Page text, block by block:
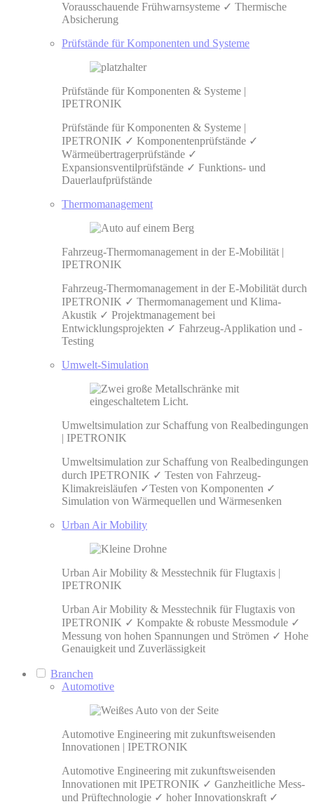
Vorausschauende Frühwarnsysteme ✓ Thermische
Absicherung
Prüfstände für Komponenten und Systeme
Prüfstände für Komponenten & Systeme |
IPETRONIK
Prüfstände für Komponenten & Systeme |
IPETRONIK ✓ Komponentenprüfstände ✓
Wärmeübertragerprüfstände ✓
Expansionsventilprüfstände ✓ Funktions- und
Dauerlaufprüfstände
Thermomanagement
Fahrzeug-Thermomanagement in der E-Mobilität |
IPETRONIK
Fahrzeug-Thermomanagement in der E-Mobilität durch
IPETRONIK ✓ Thermomanagement und Klima-
Akustik ✓ Projektmanagement bei
Entwicklungsprojekten ✓ Fahrzeug-Applikation und -
Testing
Umwelt-Simulation
Umweltsimulation zur Schaffung von Realbedingungen
| IPETRONIK
Umweltsimulation zur Schaffung von Realbedingungen
durch IPETRONIK ✓ Testen von Fahrzeug-
Klimakreisläufen ✓Testen von Komponenten ✓
Simulation von Wärmequellen und Wärmesenken
Urban Air Mobility
Urban Air Mobility & Messtechnik für Flugtaxis |
IPETRONIK
Urban Air Mobility & Messtechnik für Flugtaxis von
IPETRONIK ✓ Kompakte & robuste Messmodule ✓
Messung von hohen Spannungen und Strömen ✓ Hohe
Genauigkeit und Zuverlässigkeit
Branchen
Automotive
Automotive Engineering mit zukunftsweisenden
Innovationen | IPETRONIK
Automotive Engineering mit zukunftsweisenden
Innovationen mit IPETRONIK ✓ Ganzheitliche Mess-
und Prüftechnologie ✓ hoher Innovationskraft ✓